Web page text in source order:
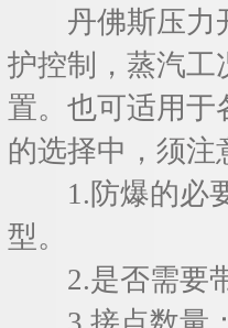
丹佛斯压力开
护控制，蒸汽工
置。也可适用于
的选择中，须注
1.防爆的必要
型。
2.是否需要带